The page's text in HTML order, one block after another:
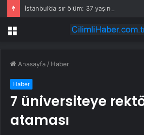
Menü
Anasayfa / Haber
Haber
7 üniversiteye
ataması